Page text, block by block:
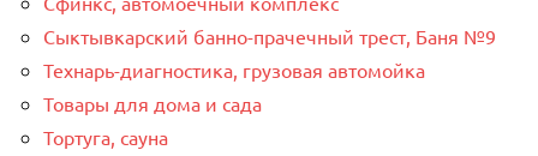
Сыктывкарский банно-прачечный трест, Баня №9
Технарь-диагностика, грузовая автомойка
Товары для дома и сада
Тортуга, сауна